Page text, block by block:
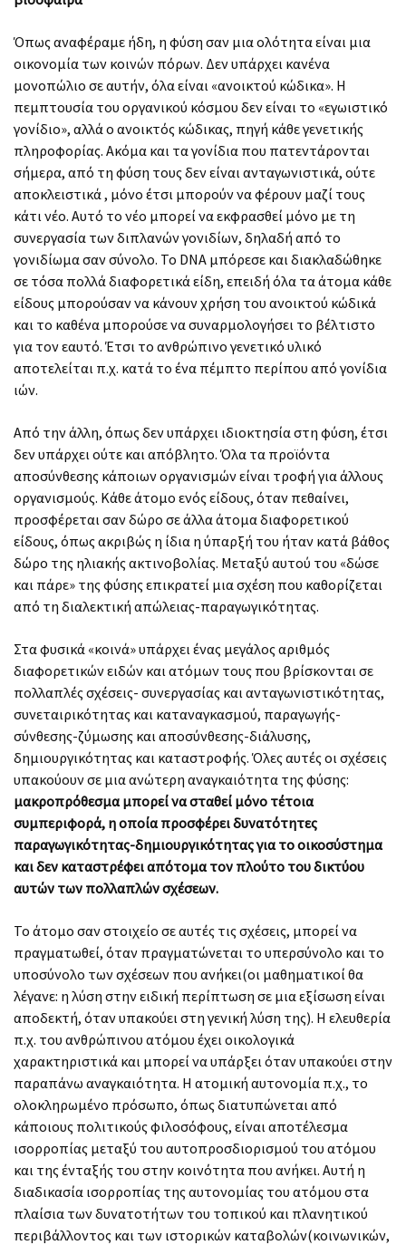
Όπως αναφέραμε ήδη, η φύση σαν μια ολότητα είναι μια
οικονομία των κοινών πόρων. Δεν υπάρχει κανένα
μονοπώλιο σε αυτήν, όλα είναι «ανοικτού κώδικα». Η
πεμπτουσία του οργανικού κόσμου δεν είναι το «εγωιστικό
γονίδιο», αλλά ο ανοικτός κώδικας, πηγή κάθε γενετικής
πληροφορίας. Ακόμα και τα γονίδια που πατεντάρονται
σήμερα, από τη φύση τους δεν είναι ανταγωνιστικά, ούτε
αποκλειστικά , μόνο έτσι μπορούν να φέρουν μαζί τους
κάτι νέο. Αυτό το νέο μπορεί να εκφρασθεί μόνο με τη
συνεργασία των διπλανών γονιδίων, δηλαδή από το
γονιδίωμα σαν σύνολο. Το DNA μπόρεσε και διακλαδώθηκε
σε τόσα πολλά διαφορετικά είδη, επειδή όλα τα άτομα κάθε
είδους μπορούσαν να κάνουν χρήση του ανοικτού κώδικά
και το καθένα μπορούσε να συναρμολογήσει το βέλτιστο
για τον εαυτό. Έτσι το ανθρώπινο γενετικό υλικό
αποτελείται π.χ. κατά το ένα πέμπτο περίπου από γονίδια
ιών.
Από την άλλη, όπως δεν υπάρχει ιδιοκτησία στη φύση, έτσι
δεν υπάρχει ούτε και απόβλητο. Όλα τα προϊόντα
αποσύνθεσης κάποιων οργανισμών είναι τροφή για άλλους
οργανισμούς. Κάθε άτομο ενός είδους, όταν πεθαίνει,
προσφέρεται σαν δώρο σε άλλα άτομα διαφορετικού
είδους, όπως ακριβώς η ίδια η ύπαρξή του ήταν κατά βάθος
δώρο της ηλιακής ακτινοβολίας. Μεταξύ αυτού του «δώσε
και πάρε» της φύσης επικρατεί μια σχέση που καθορίζεται
από τη διαλεκτική απώλειας-παραγωγικότητας.
Στα φυσικά «κοινά» υπάρχει ένας μεγάλος αριθμός
διαφορετικών ειδών και ατόμων τους που βρίσκονται σε
πολλαπλές σχέσεις- συνεργασίας και ανταγωνιστικότητας,
συνεταιρικότητας και καταναγκασμού, παραγωγής-
σύνθεσης-ζύμωσης και αποσύνθεσης-διάλυσης,
δημιουργικότητας και καταστροφής. Όλες αυτές οι σχέσεις
υπακούουν σε μια ανώτερη αναγκαιότητα της φύσης:
μακροπρόθεσμα μπορεί να σταθεί μόνο τέτοια
συμπεριφορά, η οποία προσφέρει δυνατότητες
παραγωγικότητας-δημιουργικότητας για το οικοσύστημα
και δεν καταστρέφει απότομα τον πλούτο του δικτύου
αυτών των πολλαπλών σχέσεων.
Το άτομο σαν στοιχείο σε αυτές τις σχέσεις, μπορεί να
πραγματωθεί, όταν πραγματώνεται το υπερσύνολο και το
υποσύνολο των σχέσεων που ανήκει(οι μαθηματικοί θα
λέγανε: η λύση στην ειδική περίπτωση σε μια εξίσωση είναι
αποδεκτή, όταν υπακούει στη γενική λύση της). Η ελευθερία
π.χ. του ανθρώπινου ατόμου έχει οικολογικά
χαρακτηριστικά και μπορεί να υπάρξει όταν υπακούει στην
παραπάνω αναγκαιότητα. Η ατομική αυτονομία π.χ., το
ολοκληρωμένο πρόσωπο, όπως διατυπώνεται από
κάποιους πολιτικούς φιλοσόφους, είναι αποτέλεσμα
ισορροπίας μεταξύ του αυτοπροσδιορισμού του ατόμου
και της ένταξής του στην κοινότητα που ανήκει. Αυτή η
διαδικασία ισορροπίας της αυτονομίας του ατόμου στα
πλαίσια των δυνατοτήτων του τοπικού και πλανητικού
περιβάλλοντος και των ιστορικών καταβολών(κοινωνικών,